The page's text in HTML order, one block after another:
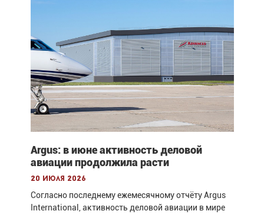
Argus: в июне активность деловой
авиации продолжила расти
20 июля 2026
Согласно последнему ежемесячному отчёту Argus
International, активность деловой авиации в мире